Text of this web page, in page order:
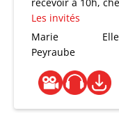
Les invités
Marie
Peyraube